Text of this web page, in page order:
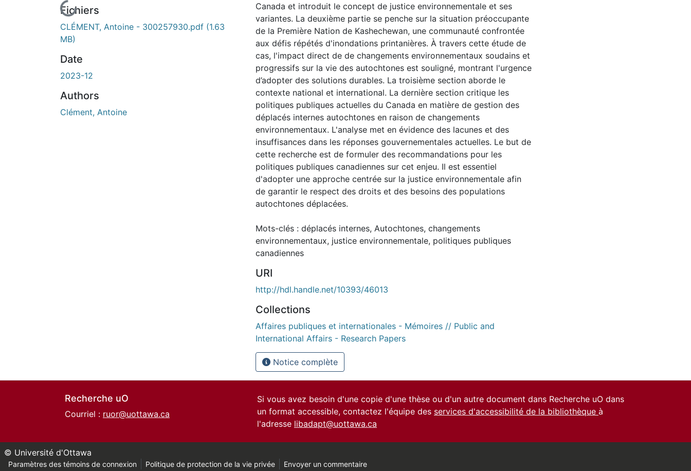
En cours de chargement...
Fichiers
CLÉMENT, Antoine - 300257930.pdf (1.63
MB)
Date
2023-12
Authors
Clément, Antoine
Canada et introduit le concept de justice environnementale et ses
variantes. La deuxième partie se penche sur la situation préoccupante
de la Première Nation de Kashechewan, une communauté confrontée
aux défis répétés d'inondations printanières. À travers cette étude de
cas, l'impact direct de de changements environnementaux soudains et
progressifs sur la vie des autochtones est souligné, montrant l'urgence
d’adopter des solutions durables. La troisième section aborde le
contexte national et international. La dernière section critique les
politiques publiques actuelles du Canada en matière de gestion des
déplacés internes autochtones en raison de changements
environnementaux. L'analyse met en évidence des lacunes et des
insuffisances dans les réponses gouvernementales actuelles. Le but de
cette recherche est de formuler des recommandations pour les
politiques publiques canadiennes sur cet enjeu. Il est essentiel
d'adopter une approche centrée sur la justice environnementale afin
de garantir le respect des droits et des besoins des populations
autochtones déplacées.
Mots-clés : déplacés internes, Autochtones, changements
environnementaux, justice environnementale, politiques publiques
canadiennes
URI
http://hdl.handle.net/10393/46013
Collections
Affaires publiques et internationales - Mémoires // Public and
International Affairs - Research Papers
Notice complète
Recherche uO
Courriel : ruor@uottawa.ca
Si vous avez besoin d'une copie d'une thèse ou d'un autre document dans Recherche uO dans
un format accessible, contactez l'équipe des services d'accessibilité de la bibliothèque à
l'adresse libadapt@uottawa.ca
© Université d'Ottawa
Paramètres des témoins de connexion Politique de protection de la vie privée Envoyer un commentaire